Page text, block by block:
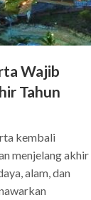
Wajib
Tahun
kembali
menjelang akhir
alam, dan